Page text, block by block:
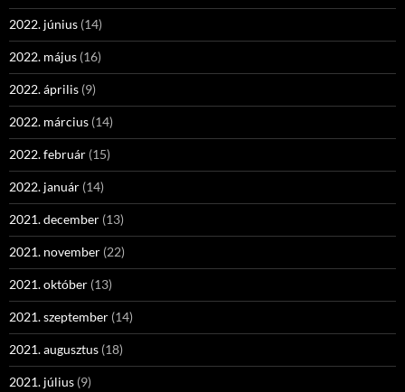
2022. június (14)
2022. május (16)
2022. április (9)
2022. március (14)
2022. február (15)
2022. január (14)
2021. december (13)
2021. november (22)
2021. október (13)
2021. szeptember (14)
2021. augusztus (18)
2021. július (9)